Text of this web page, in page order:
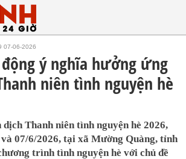
07-06-2026
ý nghĩa hưởng ứng
niên tình nguyện hè
Thanh niên tình nguyện hè 2026,
07/6/2026, tại xã Mường Quàng, tỉnh
trình tình nguyện hè với chủ đề